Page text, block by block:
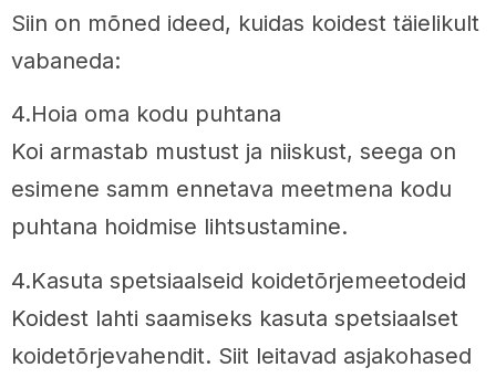
Siin on mõned ideed, kuidas koidest täielikult
vabaneda:
4.Hoia oma kodu puhtana
Koi armastab mustust ja niiskust, seega on
esimene samm ennetava meetmena kodu
puhtana hoidmise lihtsustamine.
4.Kasuta spetsiaalseid koidetõrjemeetodeid
Koidest lahti saamiseks kasuta spetsiaalset
koidetõrjevahendit. Siit leitavad asjakohased